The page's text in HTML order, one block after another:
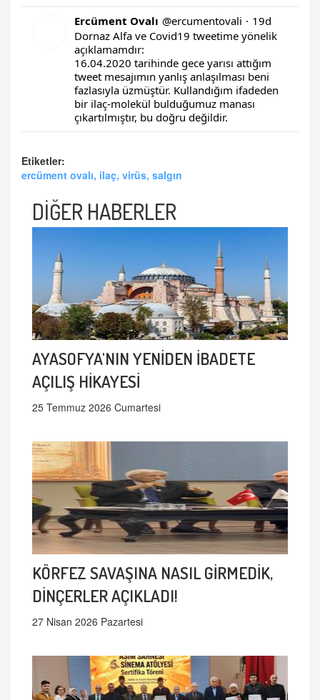
Ercüment Ovalı @ercumentovali · 19d
Dornaz Alfa ve Covid19 tweetime yönelik
açıklamamdır:
16.04.2020 tarihinde gece yarısı attığım
tweet mesajımın yanlış anlaşılması beni
fazlasıyla üzmüştür. Kullandığım ifadeden
bir ilaç-molekül bulduğumuz manası
çıkartılmıştır, bu doğru değildir.
Etiketler:
ercüment ovalı, ilaç, virüs, salgın
DİĞER HABERLER
AYASOFYA'NIN YENİDEN İBADETE
AÇILIŞ HİKAYESİ
25 Temmuz 2026 Cumartesi
KÖRFEZ SAVAŞINA NASIL GİRMEDİK,
DİNÇERLER AÇIKLADI!
27 Nisan 2026 Pazartesi